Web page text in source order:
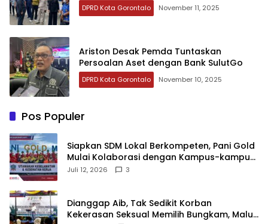
DPRD Kota Gorontalo November 11, 2025
Ariston Desak Pemda Tuntaskan
Persoalan Aset dengan Bank SulutGo
DPRD Kota Gorontalo November 10, 2025
Pos Populer
‎Siapkan SDM Lokal Berkompeten, Pani Gold
Mulai Kolaborasi dengan Kampus-kampus
di Gorontalo
Juli 12, 2026 3
‎Dianggap Aib, Tak Sedikit Korban
Kekerasan Seksual Memilih Bungkam, Malu